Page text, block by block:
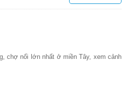
chợ nổi lớn nhất ở miền Tây, xem cảnh